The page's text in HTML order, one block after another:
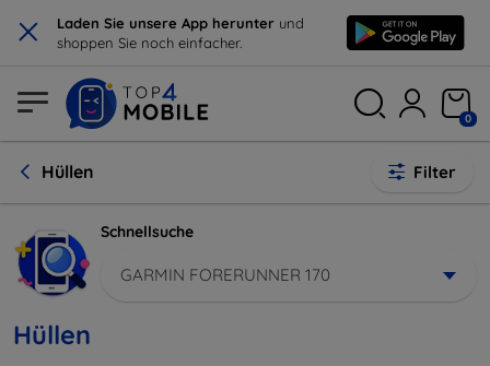
× Laden Sie unsere App herunter und
shoppen Sie noch einfacher.
0
Hüllen Filter
Schnellsuche
GARMIN FORERUNNER 170
Hüllen